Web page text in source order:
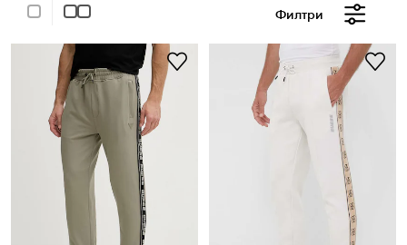
Филтри